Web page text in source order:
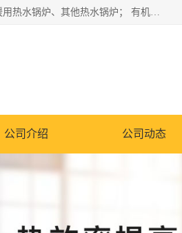
蒸汽锅炉：水管锅炉、火管锅炉、混合式锅炉、其他蒸汽锅炉； 热水锅炉：家用型集中供暖用热水锅炉、其他热水锅炉； 有机热载体锅炉； 船用蒸汽锅炉； （锅炉用辅助设备及装置）蒸汽冷凝器：表面冷凝器、混合式冷凝器、空冷式冷凝器、其他蒸汽冷凝器； 锅炉用辅助设备：节热器、蒸汽收集器、蓄能器、烟垢清除器、气体回收器、泥渣刮除器、空气预热器、其他锅炉用辅助设备；
公司介绍 公司动态